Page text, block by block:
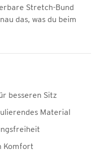
Stretch-Bund
das, was du beim
besseren Sitz
Material
Komfort